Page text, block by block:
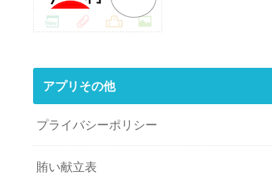
アプリその他
プライバシーポリシー
賄い献立表